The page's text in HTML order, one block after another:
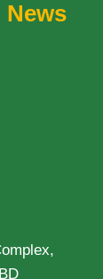
News